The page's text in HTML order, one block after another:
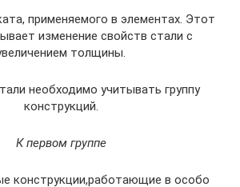
применяемого в элементах. Этот
изменение свойств стали с
толщины.
необходимо учитывать группу
конструкций.
К первом группе
конструкции,работающие в особо